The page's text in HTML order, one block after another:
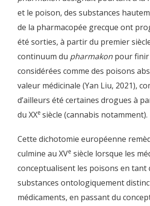
et le poison, des substances
de la pharmacopée grecque ont
été sorties, à partir du premier
continuum du pharmakonpour finir
considérées comme des poisons
valeur médicinale (Yan Liu, 2021),
d’ailleurs été certaines drogues à
du XXe siècle (cannabis notamment).
Cette dichotomie européenne
culmine au XVe siècle lorsque les
conceptualisent les poisons en tant
substances ontologiquement
médicaments, en passant du